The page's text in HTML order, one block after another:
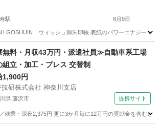
駅 8月9日
GOSHUIN ウィッシュ御朱印帳 表紙のパワーエナジーマ
比寿駅 その他 ご朱印
料・月収43万円・派遣社員≫自動車系工場
組立・加工・プレス 交替制
1,900円
技研株式会社 神奈川支店
県 藤沢市 提携サイト
残業・深夜2,375円 更に3か月毎に12万円の奨励金を含む